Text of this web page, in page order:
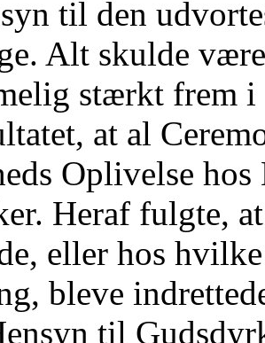
til den
Alt skulde
stærkt frem
at al
Oplivelse hos
Heraf fulgte,
eller hos
bleve
til